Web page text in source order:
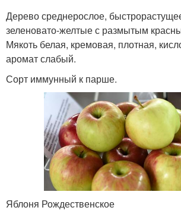
Дерево среднерослое,
зеленовато-желтые с размытым
Мякоть белая, кремовая, плотная,
аромат слабый.
Сорт иммунный к парше.
Яблоня Рождественское